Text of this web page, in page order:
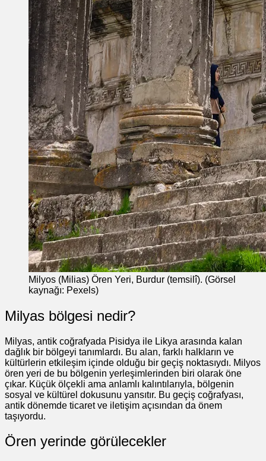
Milyos (Milias) Ören Yeri, Burdur (temsilî). (Görsel
kaynağı: Pexels)
Milyas bölgesi nedir?
Milyas, antik coğrafyada Pisidya ile Likya arasında kalan
dağlık bir bölgeyi tanımlardı. Bu alan, farklı halkların ve
kültürlerin etkileşim içinde olduğu bir geçiş noktasıydı. Milyos
ören yeri de bu bölgenin yerleşimlerinden biri olarak öne
çıkar. Küçük ölçekli ama anlamlı kalıntılarıyla, bölgenin
sosyal ve kültürel dokusunu yansıtır. Bu geçiş coğrafyası,
antik dönemde ticaret ve iletişim açısından da önem
taşıyordu.
Ören yerinde görülecekler